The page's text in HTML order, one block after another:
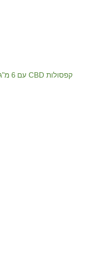
קפסולות CBD עם 6 מ"ג לקפסולה CBD Capsules Provacan